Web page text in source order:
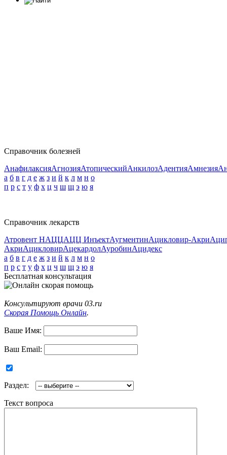
Справочник болезней
АнафилаксияАгнозияАтопическийАнкилозАдентияАмнезия
а б в г д е ж з и й к л м н о
п р с т у ф х ц ч ш щ э ю я
Справочник лекарств
Атровент НАЦЦАЦЦ ИнъектАугментинАцикловир-Акри
АкриАцикловирАцекардолАуробинАцидекс
а б в г д е ж з и й к л м н о
п р с т у ф х ц ч ш щ э ю я
Бесплатная консультация
Консультируют врачи 03.ru
Скорая Помощь Онлайн.
Ваше Имя:
Ваш Email:
Раздел:
Текст вопроса